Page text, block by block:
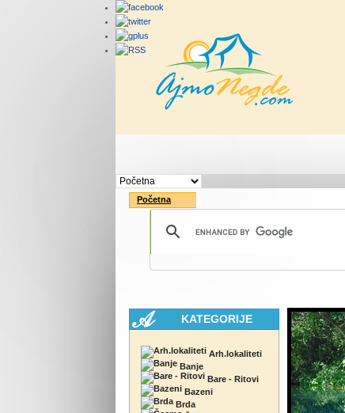
Početna
KATEGORIJE
Arh.lokaliteti
Banje
Bare - Ritovi
Bazeni
Brda